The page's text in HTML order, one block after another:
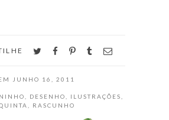
twitterfacebookpinterest
tumblr
JUNHO 16, 2011
DESENHO ILUSTRAÇÕES
RASCUNHO